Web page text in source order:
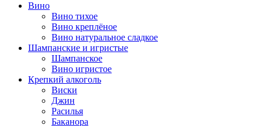
Вино
Вино тихое
Вино креплёное
Вино натуральное сладкое
Шампанские и игристые
Шампанское
Вино игристое
Крепкий алкоголь
Виски
Джин
Расилья
Баканора